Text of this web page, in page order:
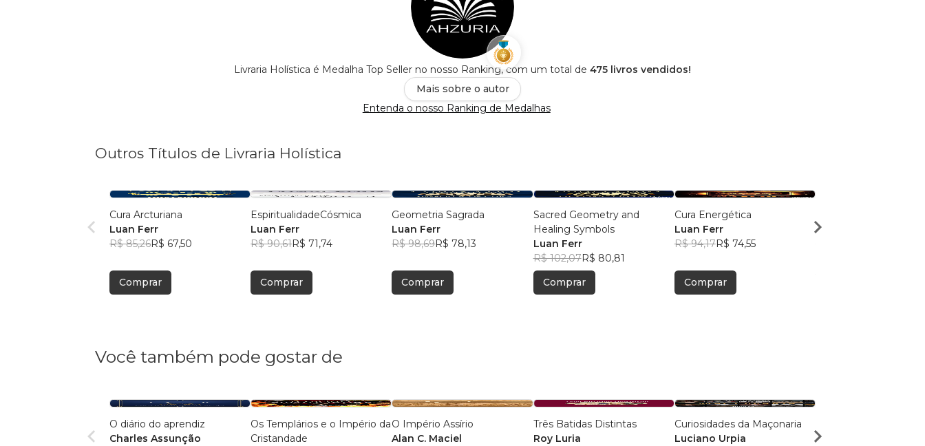
Livraria Holística é Medalha Top Seller no nosso Ranking, com um total de 475 livros vendidos!
Mais sobre o autor
Entenda o nosso Ranking de Medalhas
Outros Títulos de Livraria Holística
Cura Arcturiana
Luan Ferr
R$ 85,26R$ 67,50
Comprar
EspiritualidadeCósmica
Luan Ferr
R$ 90,61R$ 71,74
Comprar
Geometria Sagrada
Luan Ferr
R$ 98,69R$ 78,13
Comprar
Sacred Geometry and
Healing Symbols
Luan Ferr
R$ 102,07R$ 80,81
Comprar
Cura Energética
Luan Ferr
R$ 94,17R$ 74,55
Comprar
Luan Ferr
Você também pode gostar de
O diário do aprendiz
Charles Assunção
Os Templários e o Império da
Cristandade
O Império Assírio
Alan C. Maciel
Três Batidas Distintas
Roy Luria
Curiosidades da Maçonaria
Luciano Urpia
"A" a "Z"